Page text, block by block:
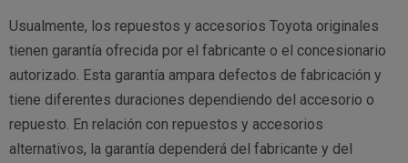
Usualmente, los repuestos y accesorios Toyota originales
tienen garantía ofrecida por el fabricante o el concesionario
autorizado. Esta garantía ampara defectos de fabricación y
tiene diferentes duraciones dependiendo del accesorio o
repuesto. En relación con repuestos y accesorios
alternativos, la garantía dependerá del fabricante y del